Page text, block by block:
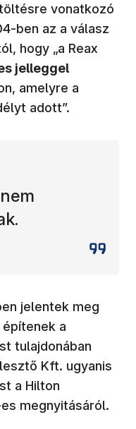
vonatkozó
ben az a válasz
hogy „a Reax
jelleggel
amelyre a
adott”.
jelentek meg
a
tulajdonában
Kft. ugyanis
a Hilton
megnyitásáról.